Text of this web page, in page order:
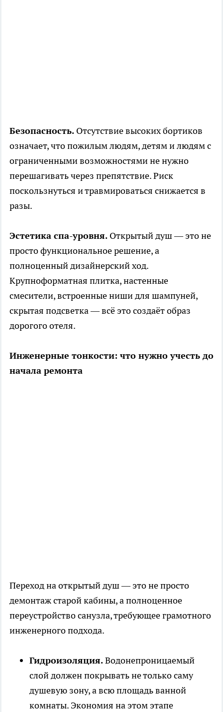
Безопасность. Отсутствие высоких бортиков
означает, что пожилым людям, детям и людям с
ограниченными возможностями не нужно
перешагивать через препятствие. Риск
поскользнуться и травмироваться снижается в
разы.
Эстетика спа-уровня. Открытый душ — это не
просто функциональное решение, а
полноценный дизайнерский ход.
Крупноформатная плитка, настенные
смесители, встроенные ниши для шампуней,
скрытая подсветка — всё это создаёт образ
дорогого отеля.
Инженерные тонкости: что нужно учесть до
начала ремонта
Переход на открытый душ — это не просто
демонтаж старой кабины, а полноценное
переустройство санузла, требующее грамотного
инженерного подхода.
Гидроизоляция.Водонепроницаемый
слой должен покрывать не только саму
душевую зону, а всю площадь ванной
комнаты. Экономия на этом этапе